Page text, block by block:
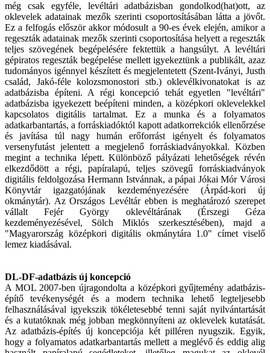
még csak egyféle, levéltári adatbázisban gondolkod(hat)ott, az
oklevelek adatainak mezők szerinti csoportosításában látta a jövőt.
Ez a felfogás először akkor módosult a 90-es évek elején, amikor a
regeszták adatainak mezők szerinti csoportosítása helyett a regeszták
teljes szövegének begépelésére fektettük a hangsúlyt. A levéltári
gépiratos regeszták begépelése mellett igyekeztünk a publikált, azaz
tudományos igénnyel készített és megjelentetett (Szent-Iványi, Justh
család, Jakó-féle kolozsmonostori stb.) oklevélkivonatokat is az
adatbázisba építeni. A régi koncepció tehát egyetlen "levéltári"
adatbázisba igyekezett beépíteni minden, a középkori oklevelekkel
kapcsolatos digitális tartalmat. Ez a munka és a folyamatos
adatkarbantartás, a forráskiadóktól kapott adatkorrekciók ellenőrzése
és javítása túl nagy humán erőforrást igényelt és folyamatos
versenyfutást jelentett a megjelenő forráskiadványokkal. Közben
megint a technika lépett. Különböző pályázati lehetőségek révén
elkezdődött a régi, papíralapú, teljes szövegű forráskiadványok
digitális feldolgozása Hermann Istvánnak, a pápai Jókai Mór Városi
Könyvtár igazgatójának kezdeményezésére (Árpád-kori új
okmánytár). Az Országos Levéltár ebben is meghatározó szerepet
vállalt Fejér György oklevéltárának (Érszegi Géza
kezdeményezésével, Sölch Miklós szerkesztésében), majd a
"Magyarország középkori digitális okmánytára 1.0" címet viselő
lemez kiadásával.
DL-DF-adatbázis új koncepció
A MOL 2007-ben újragondolta a középkori gyűjtemény adatbázis-
építő tevékenységét és a modern technika lehető legteljesebb
felhasználásával igyekszik tökéletesebbé tenni saját nyilvántartását
és a kutatóknak még jobban megkönnyíteni az oklevelek kutatását.
Az adatbázis-építés új koncepciója két pilléren nyugszik. Egyik,
hogy a folyamatos adatkarbantartás mellett a meglévő és eddig alig